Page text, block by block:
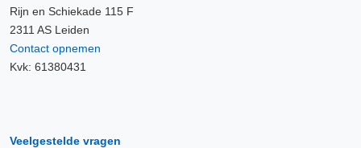
Rijn en Schiekade 115 F
2311 AS Leiden
Contact opnemen
Kvk: 61380431
Veelgestelde vragen